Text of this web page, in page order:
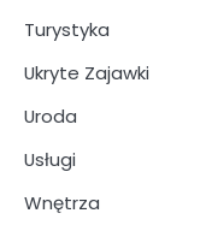
Turystyka
Ukryte Zajawki
Uroda
Usługi
Wnętrza